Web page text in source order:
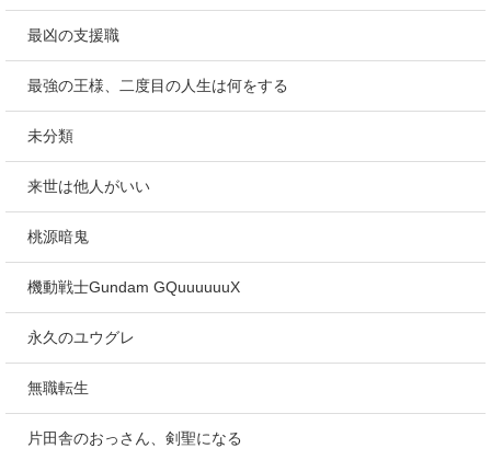
最凶の支援職
最強の王様、二度目の人生は何をする
未分類
来世は他人がいい
桃源暗鬼
機動戦士Gundam GQuuuuuuX
永久のユウグレ
無職転生
片田舎のおっさん、剣聖になる